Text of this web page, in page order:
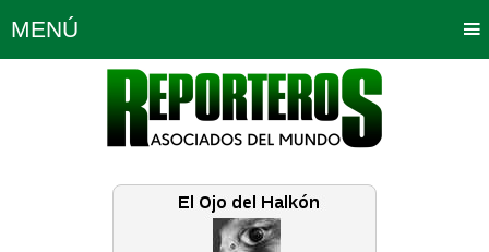
MENÚ
Política Opinión Bogotá
Planeta Tierra Deportes
Educación Neira